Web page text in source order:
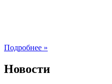
Подробнее »
Новости